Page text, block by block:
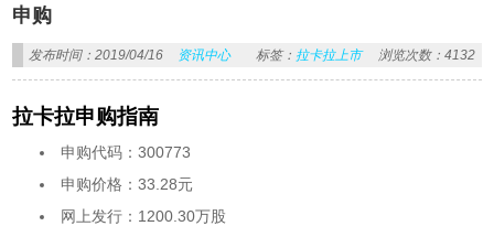
申购
发布时间：2019/04/16 资讯中心 标签： 拉卡拉上市 浏览次数：4132
拉卡拉申购指南
申购代码：300773
申购价格：33.28元
网上发行：1200.30万股